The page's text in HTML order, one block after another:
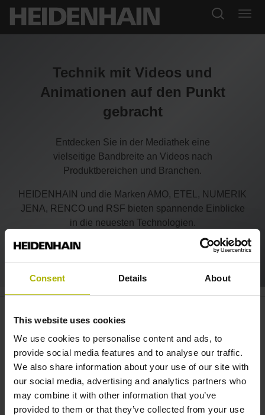
Consent Details About
This website uses cookies
We use cookies to personalise content and ads, to
provide social media features and to analyse our traffic.
We also share information about your use of our site with
our social media, advertising and analytics partners who
may combine it with other information that you’ve
provided to them or that they’ve collected from your use
Technik mit Videos und
Animationen auf den Punkt
gebracht
Entdecken Sie in der Mediathek eine
vielseitige Bandbreite an Videos nach
Produktbereichen und Branchen.
HEIDENHAIN und die Marken AMO, ETEL, NUMERIK
JENA, RENCO und RSF bieten spannende Einblicke
in die neuesten Technologien.
flexibel | NUMERIK JENA